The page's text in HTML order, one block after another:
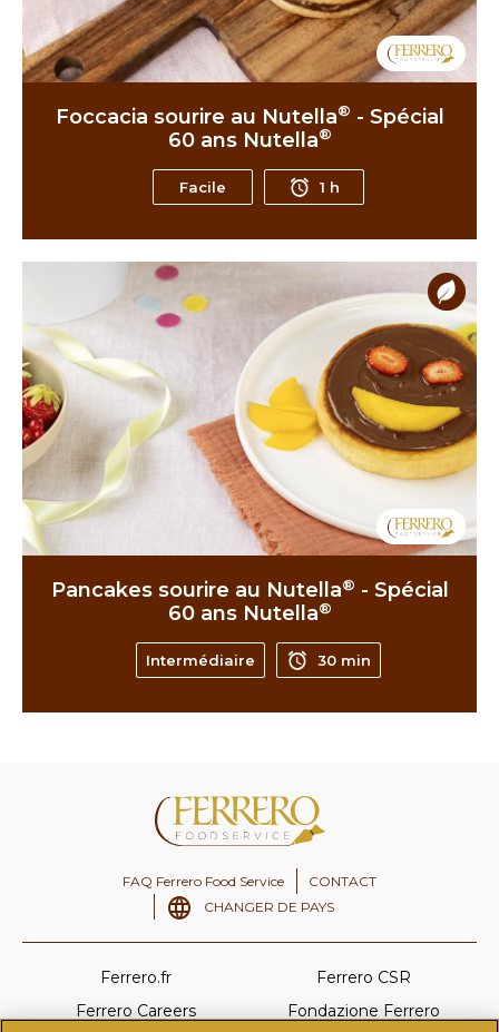
Foccacia sourire au Nutella® - Spécial
60 ans Nutella®
Facile 1 h
Pancakes sourire au Nutella® - Spécial
60 ans Nutella®
Intermédiaire 30 min
FAQ Ferrero Food Service
CONTACT
CHANGER DE PAYS
Ferrero.fr
Ferrero CSR
Ferrero Careers
Fondazione Ferrero